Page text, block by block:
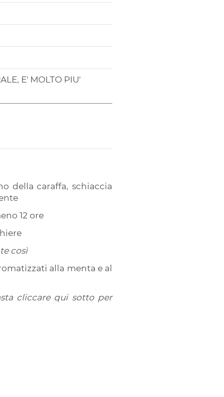
E' MOLTO PIU'
della caraffa, schiaccia
12 ore
così
alla menta e al
cliccare qui sotto per